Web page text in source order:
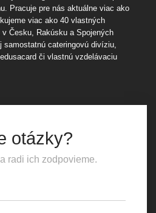
Pracuje pre nás aktuálne viac ako
viac ako 40 vlastných
Česku, Rakúsku a Spojených
cateringovú divíziu,
či vlastnú vzdelávaciu
otázky?
radi ich zodpovieme.